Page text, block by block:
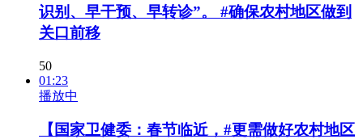
识别、早干预、早转诊”。 #确保农村地区做到
关口前移
50
01:23
播放中
【国家卫健委：春节临近，#更需做好农村地区